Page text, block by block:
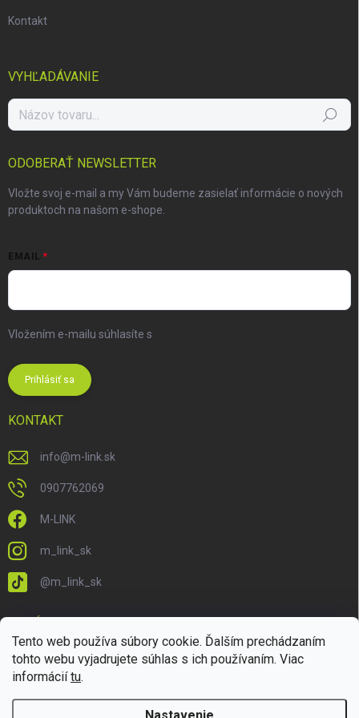
Tento web používa súbory cookie. Ďalším prechádzaním
tohto webu vyjadrujete súhlas s ich používaním. Viac
informáciítu.
Kontakt
VYHĽADÁVANIE
Hľadať
ODOBERAŤ NEWSLETTER
Vložte svoj e-mail a my Vám budeme zasielať informácie o nových
produktoch na našom e-shope.
EMAIL
Vložením e-mailu súhlasíte s
Prihlásiť sa
KONTAKT
info@m-link.sk
0907762069
M-LINK
m_link_sk
@m_link_sk